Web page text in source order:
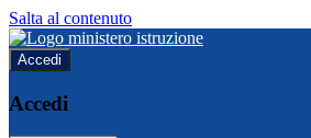
Salta al contenuto
Accedi
Accedi